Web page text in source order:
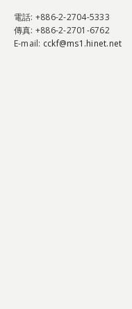
電話: +886-2-2704-5333
傳真: +886-2-2701-6762
E-mail: cckf@ms1.hinet.net